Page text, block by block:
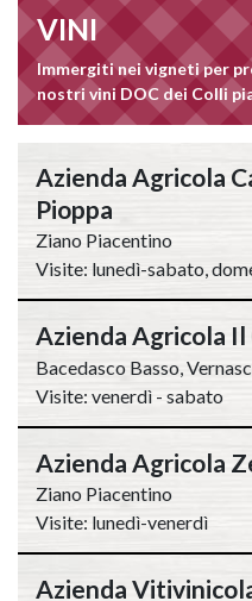
VINI
Immergiti nei vigneti per
nostri vini DOC dei Colli
Azienda Agricola
Pioppa
Ziano Piacentino
Visite: lunedì-sabato,
Azienda Agricola Il
Bacedasco Basso,
Visite: venerdì - sabato
Azienda Agricola
Ziano Piacentino
Visite: lunedì-venerdì
Azienda